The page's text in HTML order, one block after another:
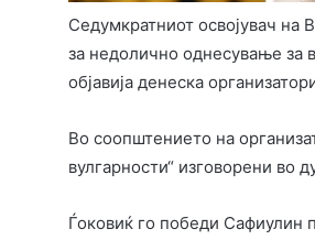
Седумкратниот освојувач на
за недолично однесување за
објавија денеска
Во соопштението на
вулгарности“ изговорени во
Ѓоковиќ го победи Сафиулин